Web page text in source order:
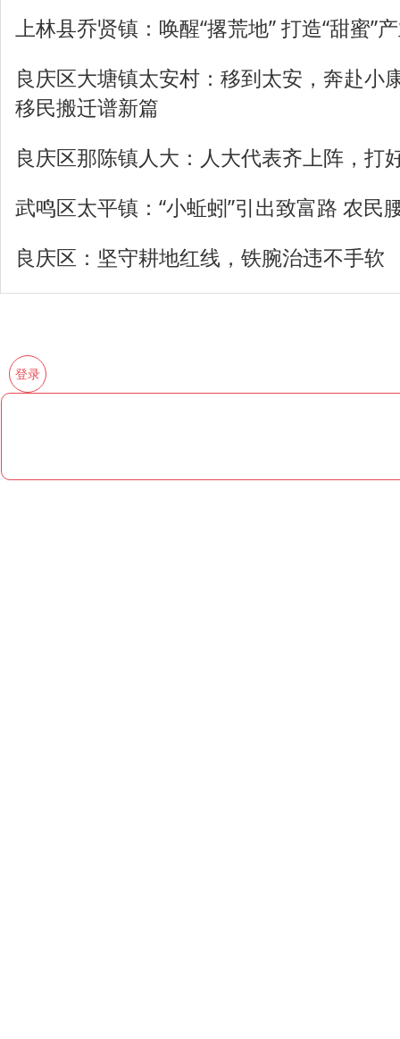
上林县乔贤镇：唤醒“撂荒地” 打造“甜蜜”
良庆区大塘镇太安村：移到太安，奔赴小
移民搬迁谱新篇
良庆区那陈镇人大：人大代表齐上阵，打
武鸣区太平镇：“小蚯蚓”引出致富路 农民
良庆区：坚守耕地红线，铁腕治违不手软
登录